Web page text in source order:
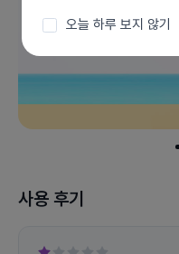
사용 후기
오늘 하루 보지 않기